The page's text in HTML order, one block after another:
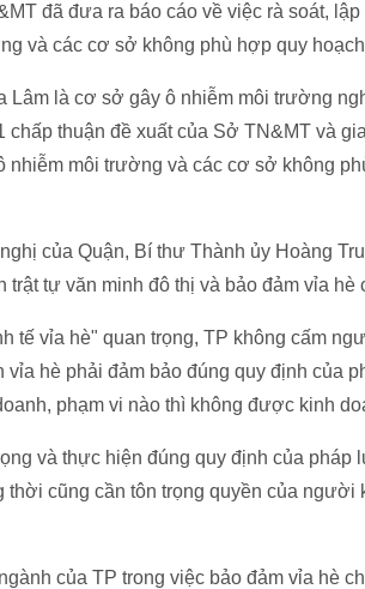
đã đưa ra báo cáo về việc rà soát,
và các cơ sở không phù hợp quy
Lâm là cơ sở gây ô nhiễm môi trường
chấp thuận đề xuất của Sở TN&MT và
môi trường và các cơ sở không
của Quận, Bí thư Thành ủy Hoàng
tự văn minh đô thị và bảo đảm vỉa hè
tế vỉa hè" quan trọng, TP không cấm
hè phải đảm bảo đúng quy định của
phạm vi nào thì không được kinh
và thực hiện đúng quy định của pháp
cũng cần tôn trọng quyền của người
của TP trong việc bảo đảm vỉa hè